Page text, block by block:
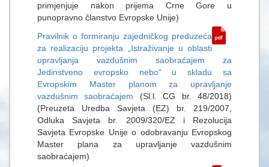
primjenjuje nakon prijema Crne Gore u
punopravno članstvo Evropske Unije)
Pravilnik o formiranju zajedničkog preduzeća
za realizaciju projekta „Istraživanje u oblasti
upravljanja vazdušnim saobraćajem za
Jedinstveno evropsko nebo“ u skladu sa
Evropskim Master planom za upravljanje
vazdušnim saobraćajem (Sl.l. CG br. 48/2018)
(Preuzeta Uredba Savjeta (EZ) br. 219/2007,
Odluka Savjeta br. 2009/320/EZ i Rezolucija
Savjeta Evropske Unije o odobravanju Evropskog
Master plana za upravljanje vazdušnim
saobraćajem)